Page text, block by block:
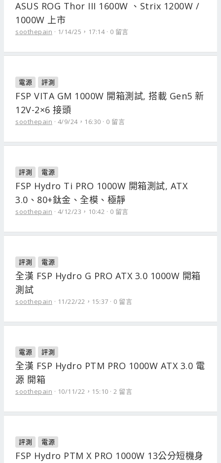
ASUS ROG Thor III 1600W 、Strix 1200W /
1000W 上市
soothepain 1/14/25，17:14 0 留言
電源 評測
FSP VITA GM 1000W 開箱測試, 搭載 Gen5 新
12V-2×6 接頭
soothepain 4/9/24，16:30 0 留言
評測 電源
FSP Hydro Ti PRO 1000W 開箱測試, ATX
3.0、80+鈦金、全模、極靜
soothepain 4/12/23，10:42 0 留言
評測 電源
全漢 FSP Hydro G PRO ATX 3.0 1000W 開箱
測試
soothepain 11/22/22，15:37 0 留言
電源 評測
全漢 FSP Hydro PTM PRO 1000W ATX 3.0 電
源 開箱
soothepain 10/11/22，15:10 2 留言
評測 電源
FSP Hydro PTM X PRO 1000W 13公分短機身